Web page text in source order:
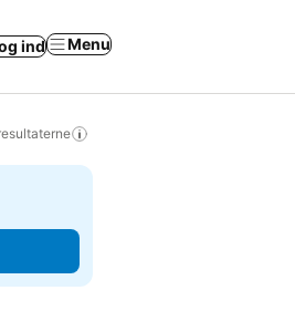
ind Menu